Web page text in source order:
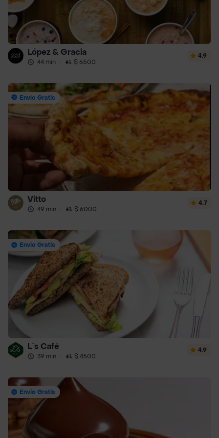
López & Gracia
44 min · $ 6500
4.9
Envío Gratis
Vitto
49 min · $ 6000
4.7
Envío Gratis
L´s Café
39 min · $ 4500
4.9
Envío Gratis